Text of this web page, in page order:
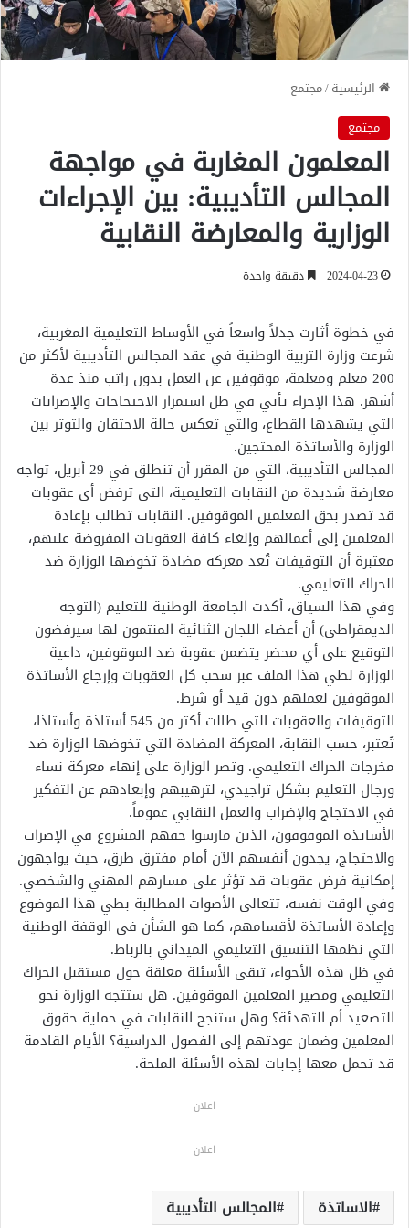
الرئيسية/مجتمع
مجتمع
المعلمون المغاربة في مواجهة
المجالس التأديبية: بين الإجراءات
الوزارية والمعارضة النقابية
2024-04-23 دقيقة واحدة
في خطوة أثارت جدلاً واسعاً في الأوساط التعليمية المغربية،
شرعت وزارة التربية الوطنية في عقد المجالس التأديبية لأكثر من
200 معلم ومعلمة، موقوفين عن العمل بدون راتب منذ عدة
أشهر. هذا الإجراء يأتي في ظل استمرار الاحتجاجات والإضرابات
التي يشهدها القطاع، والتي تعكس حالة الاحتقان والتوتر بين
الوزارة والأساتذة المحتجين.
المجالس التأديبية، التي من المقرر أن تنطلق في 29 أبريل، تواجه
معارضة شديدة من النقابات التعليمية، التي ترفض أي عقوبات
قد تصدر بحق المعلمين الموقوفين. النقابات تطالب بإعادة
المعلمين إلى أعمالهم وإلغاء كافة العقوبات المفروضة عليهم،
معتبرة أن التوقيفات تُعد معركة مضادة تخوضها الوزارة ضد
الحراك التعليمي.
وفي هذا السياق، أكدت الجامعة الوطنية للتعليم (التوجه
الديمقراطي) أن أعضاء اللجان الثنائية المنتمون لها سيرفضون
التوقيع على أي محضر يتضمن عقوبة ضد الموقوفين، داعية
الوزارة لطي هذا الملف عبر سحب كل العقوبات وإرجاع الأساتذة
الموقوفين لعملهم دون قيد أو شرط.
التوقيفات والعقوبات التي طالت أكثر من 545 أستاذة وأستاذا،
تُعتبر، حسب النقابة، المعركة المضادة التي تخوضها الوزارة ضد
مخرجات الحراك التعليمي. وتصر الوزارة على إنهاء معركة نساء
ورجال التعليم بشكل تراجيدي، لترهيبهم وإبعادهم عن التفكير
في الاحتجاج والإضراب والعمل النقابي عموماً.
الأساتذة الموقوفون، الذين مارسوا حقهم المشروع في الإضراب
والاحتجاج، يجدون أنفسهم الآن أمام مفترق طرق، حيث يواجهون
إمكانية فرض عقوبات قد تؤثر على مسارهم المهني والشخصي.
وفي الوقت نفسه، تتعالى الأصوات المطالبة بطي هذا الموضوع
وإعادة الأساتذة لأقسامهم، كما هو الشأن في الوقفة الوطنية
التي نظمها التنسيق التعليمي الميداني بالرباط.
في ظل هذه الأجواء، تبقى الأسئلة معلقة حول مستقبل الحراك
التعليمي ومصير المعلمين الموقوفين. هل ستتجه الوزارة نحو
التصعيد أم التهدئة؟ وهل ستنجح النقابات في حماية حقوق
المعلمين وضمان عودتهم إلى الفصول الدراسية؟ الأيام القادمة
قد تحمل معها إجابات لهذه الأسئلة الملحة.
اعلان
اعلان
الاساتذة
المجالس التأديبية